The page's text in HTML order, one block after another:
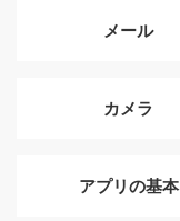
メール
カメラ
アプリの基本